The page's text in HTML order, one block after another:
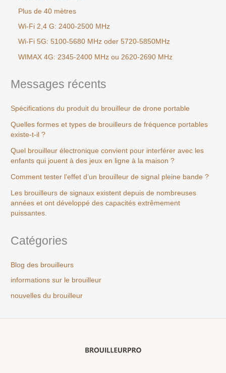
Plus de 40 mètres
Wi-Fi 2,4 G: 2400-2500 MHz
Wi-Fi 5G: 5100-5680 MHz oder 5720-5850MHz
WIMAX 4G: 2345-2400 MHz ou 2620-2690 MHz
Messages récents
Spécifications du produit du brouilleur de drone portable
Quelles formes et types de brouilleurs de fréquence portables
existe-t-il ?
Quel brouilleur électronique convient pour interférer avec les
enfants qui jouent à des jeux en ligne à la maison ?
Comment tester l’effet d’un brouilleur de signal pleine bande ?
Les brouilleurs de signaux existent depuis de nombreuses
années et ont développé des capacités extrêmement
puissantes.
Catégories
Blog des brouilleurs
informations sur le brouilleur
nouvelles du brouilleur